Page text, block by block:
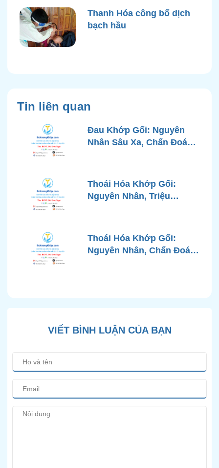
Thanh Hóa công bố dịch
bạch hầu
Tin liên quan
Đau Khớp Gối: Nguyên
Nhân Sâu Xa, Chẩn Đoán
Góc Nhìn Bác Sĩ Xương
Khớp
Thoái Hóa Khớp Gối:
Nguyên Nhân, Triệu
Chuẩn Y Khoa
Thoái Hóa Khớp Gối:
Nguyên Nhân, Chẩn Đoán
VIẾT BÌNH LUẬN CỦA BẠN